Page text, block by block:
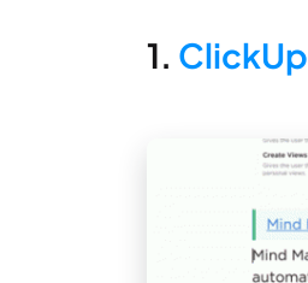
1. ClickUp